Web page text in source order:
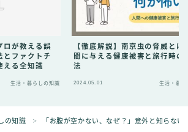
ロが教える誤
とファクトチ
える全知識
生活・暮らしの知識
【徹底解説】南京虫の脅威とは
間に与える健康被害と旅行時の
法
2024.05.01 生活・暮ら
の知識 ＞ 「お腹が空かない、なぜ？」意外と知らな